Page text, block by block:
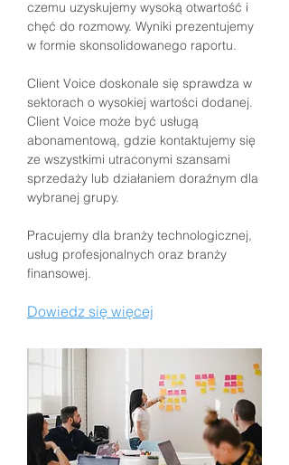
czemu uzyskujemy wysoką otwartość i
chęć do rozmowy. Wyniki prezentujemy
w formie skonsolidowanego raportu.
Client Voice doskonale się sprawdza w
sektorach o wysokiej wartości dodanej.
Client Voice może być usługą
abonamentową, gdzie kontaktujemy się
ze wszystkimi utraconymi szansami
sprzedaży lub działaniem doraźnym dla
wybranej grupy.
Pracujemy dla branży technologicznej,
usług profesjonalnych oraz branży
finansowej.
Dowiedz się więcej